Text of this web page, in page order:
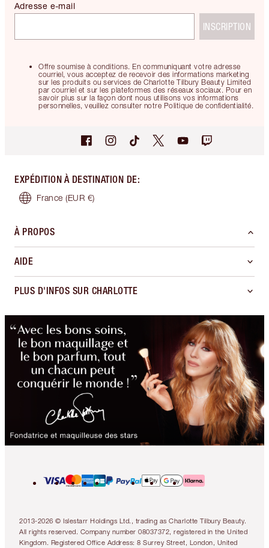
Offre soumise à conditions. En communiquant votre adresse
courriel, vous acceptez de recevoir des informations marketing
sur les produits ou services de Charlotte Tilbury Beauty Limited
par courriel et sur les plateformes des réseaux sociaux. Pour en
savoir plus sur la façon dont nous utilisons vos informations
personnelles, veuillez consulter notre Politique de confidentialité.
Adresse e-mail
INSCRIPTION
EXPÉDITION À DESTINATION DE:
France (EUR €)
À PROPOS
AIDE
PLUS D'INFOS SUR CHARLOTTE
2013-2026 © Islestarr Holdings Ltd., trading as Charlotte Tilbury Beauty.
All rights reserved. Company number 08037372, registered in the United
Kingdom. Registered Office Address: 8 Surrey Street, London, United